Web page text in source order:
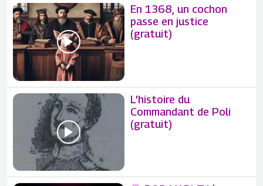
En 1368, un cochon
passe en justice
(gratuit)
L'histoire du
Commandant de Poli
(gratuit)